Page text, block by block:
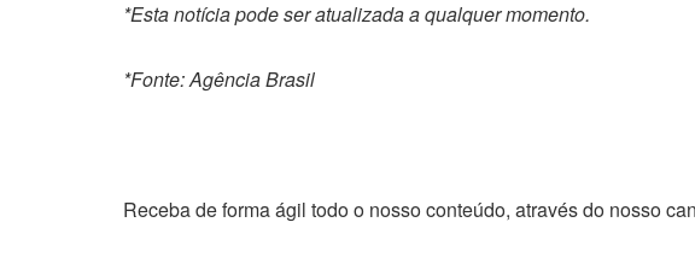
*Esta notícia pode ser atualizada a qualquer momento.
*Fonte: Agência Brasil
Receba de forma ágil todo o nosso conteúdo, através do nosso